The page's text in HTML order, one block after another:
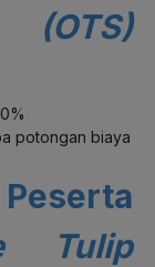
(OTS)
potongan biaya
Tulip